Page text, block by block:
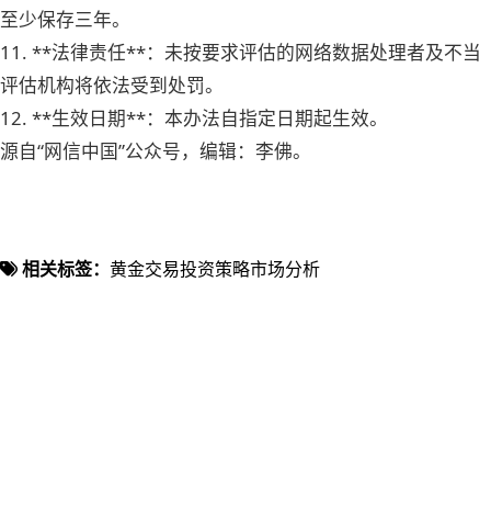
至少保存三年。
11. **法律责任**：未按要求评估的网络数据处理者及不当
评估机构将依法受到处罚。
12. **生效日期**：本办法自指定日期起生效。
源自“网信中国”公众号，编辑：李佛。
相关标签： 黄金交易投资策略市场分析